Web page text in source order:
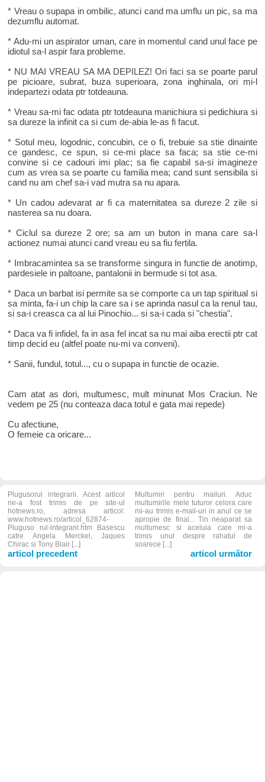
* Vreau o supapa in ombilic, atunci cand ma umflu un pic, sa ma
dezumflu automat.
* Adu-mi un aspirator uman, care in momentul cand unul face pe
idiotul sa-l aspir fara probleme.
* NU MAI VREAU SA MA DEPILEZ! Ori faci sa se poarte parul
pe picioare, subrat, buza superioara, zona inghinala, ori mi-l
indepartezi odata ptr totdeauna.
* Vreau sa-mi fac odata ptr totdeauna manichiura si pedichiura si
sa dureze la infinit ca si cum de-abia le-as fi facut.
* Sotul meu, logodnic, concubin, ce o fi, trebuie sa stie dinainte
ce gandesc, ce spun, si ce-mi place sa faca; sa stie ce-mi
convine si ce cadouri imi plac; sa fie capabil sa-si imagineze
cum as vrea sa se poarte cu familia mea; cand sunt sensibila si
cand nu am chef sa-i vad mutra sa nu apara.
* Un cadou adevarat ar fi ca maternitatea sa dureze 2 zile si
nasterea sa nu doara.
* Ciclul sa dureze 2 ore; sa am un buton in mana care sa-l
actionez numai atunci cand vreau eu sa fiu fertila.
* Imbracamintea sa se transforme singura in functie de anotimp,
pardesiele in paltoane, pantalonii in bermude si tot asa.
* Daca un barbat isi permite sa se comporte ca un tap spiritual si
sa minta, fa-i un chip la care sa i se aprinda nasul ca la renul tau,
si sa-i creasca ca al lui Pinochio... si sa-i cada si "chestia".
* Daca va fi infidel, fa in asa fel incat sa nu mai aiba erectii ptr cat
timp decid eu (altfel poate nu-mi va conveni).
* Sanii, fundul, totul..., cu o supapa in functie de ocazie.
Cam atat as dori, multumesc, mult minunat Mos Craciun. Ne
vedem pe 25 (nu conteaza daca totul e gata mai repede)
Cu afectiune,
O femeie ca oricare...
Plugusorul integrarii. Acest articol
ne-a fost trimis de pe site-ul
hotnews.ro, adresa articol:
www.hotnews.ro/articol_62874-
Pluguso rul-integrarii.htm Basescu
catre Angela Merckel, Jaques
Chirac si Tony Blair [...]
articol precedent
Multumiri pentru mailuri. Aduc
multumirile mele tuturor celora care
mi-au trimis e-mail-uri in anul ce se
apropie de final... Tin neaparat sa
multumesc si aceluia care mi-a
trimis unul despre rahatul de
soarece [...]
articol următor